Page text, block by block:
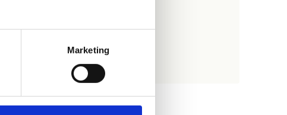
Marketing